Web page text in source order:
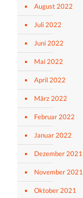
August 2022
Juli 2022
Juni 2022
Mai 2022
April 2022
März 2022
Februar 2022
Januar 2022
Dezember 2021
November 2021
Oktober 2021